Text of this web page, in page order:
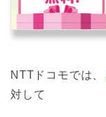
NTTドコモでは、
対して